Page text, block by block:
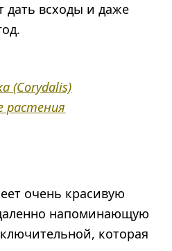
дать всходы и даже
(Corydalis)
растения
очень красивую
напоминающую
которая